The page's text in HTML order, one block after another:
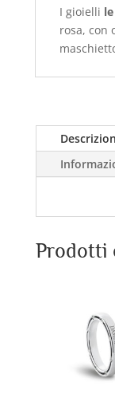
I gioielli
rosa, con
Prodotti